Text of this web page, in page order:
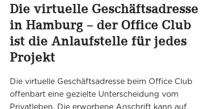
Die virtuelle Geschäftsadresse
in Hamburg – der Office Club
ist die Anlaufstelle für jedes
Projekt
Die virtuelle Geschäftsadresse beim Office Club
offenbart eine gezielte Unterscheidung vom
Privatleben. Die erworbene Anschrift kann auf